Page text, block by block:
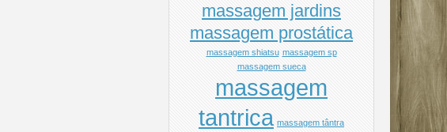
massagem jardins
massagem prostática
massagem shiatsu massagem sp
massagem sueca
massagem
tantrica massagem tântra